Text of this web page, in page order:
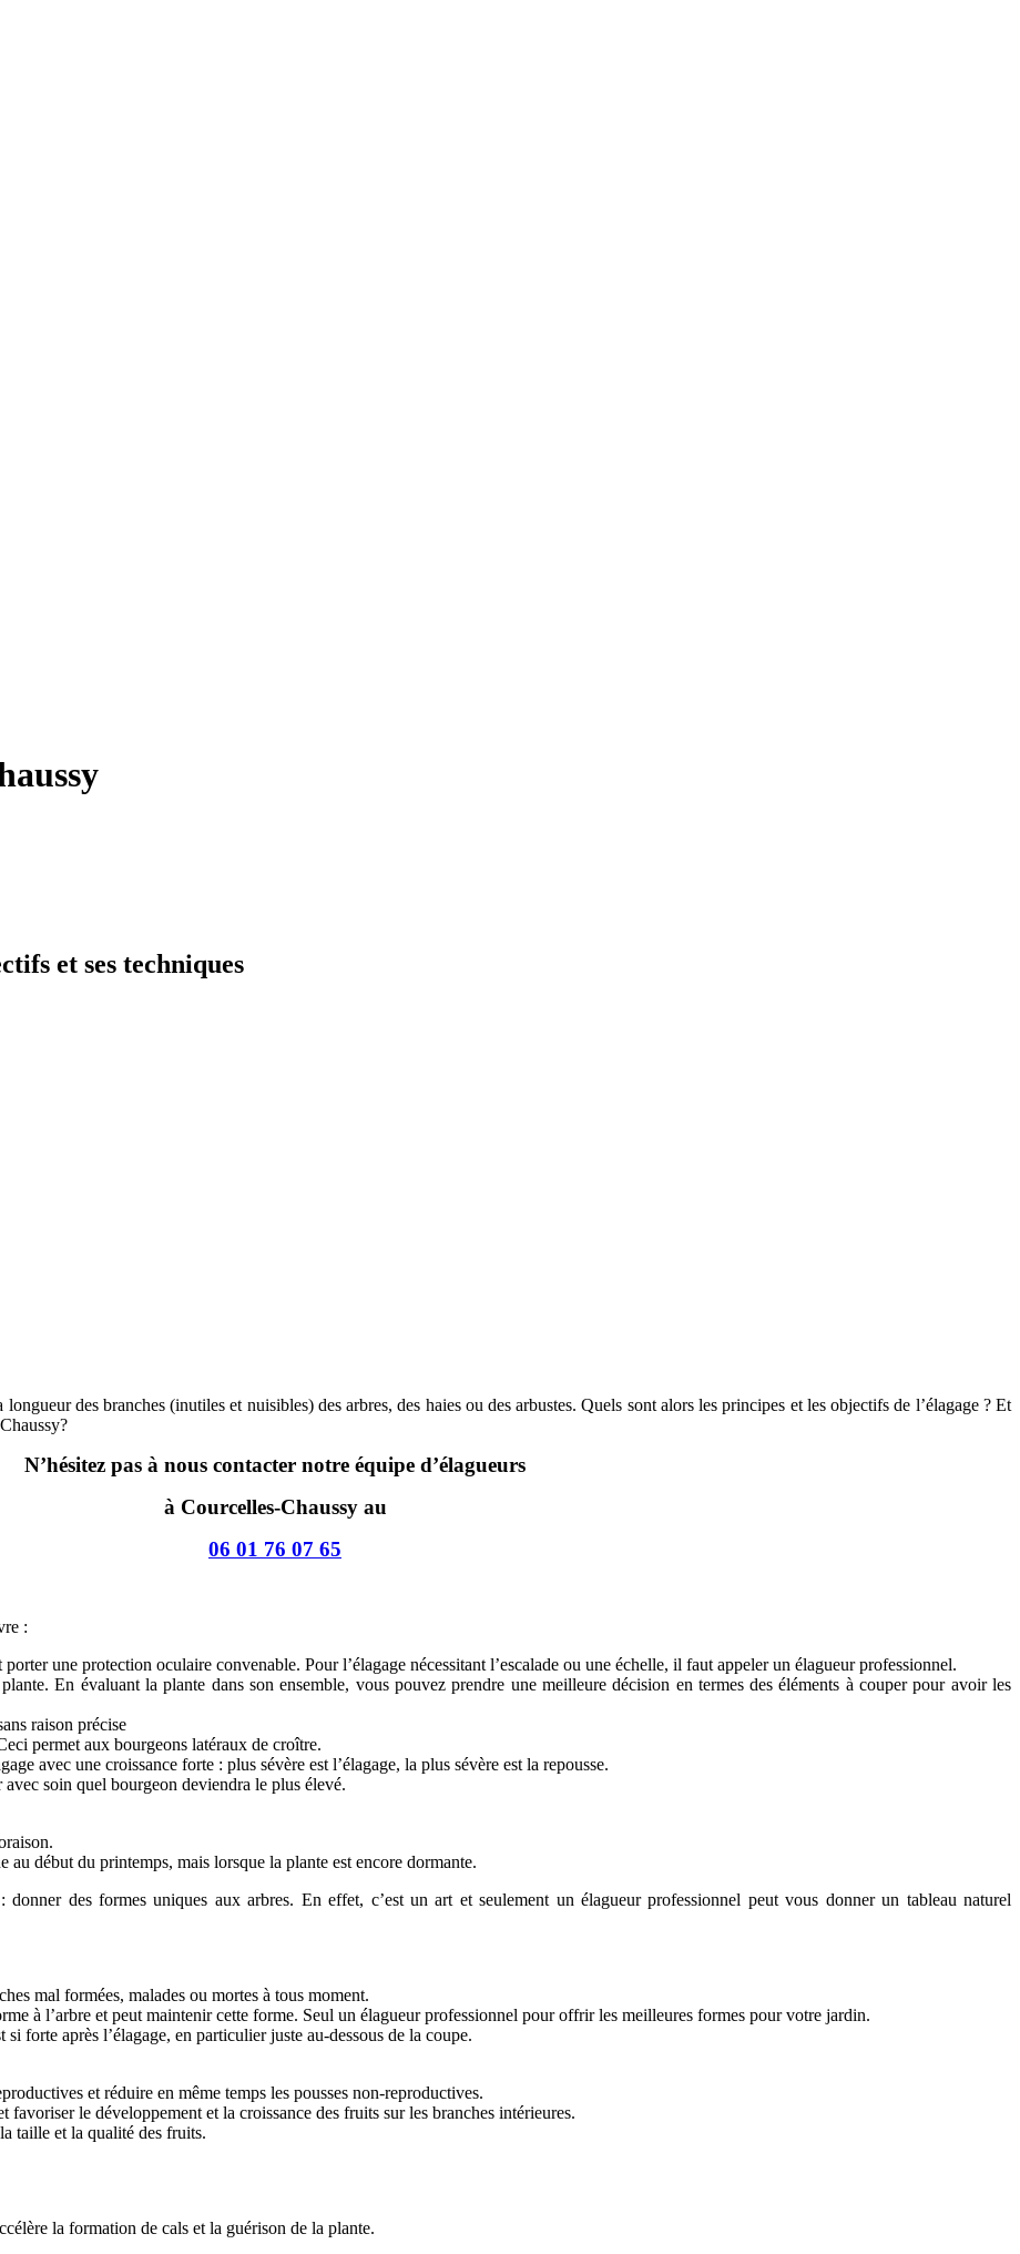
et ses techniques
des branches (inutiles et nuisibles) des arbres, des haies ou des arbustes. Quels sont alors les principes et les objectifs de l’élagage ? Et
N’hésitez pas à nous contacter notre équipe d’élagueurs
à Courcelles-Chaussy au
06 01 76 07 65
:
une protection oculaire convenable. Pour l’élagage nécessitant l’escalade ou une échelle, il faut appeler un élagueur professionnel.
En évaluant la plante dans son ensemble, vous pouvez prendre une meilleure décision en termes des éléments à couper pour avoir les
raison précise
permet aux bourgeons latéraux de croître.
avec une croissance forte : plus sévère est l’élagage, la plus sévère est la repousse.
soin quel bourgeon deviendra le plus élevé.
au début du printemps, mais lorsque la plante est encore dormante.
des formes uniques aux arbres. En effet, c’est un art et seulement un élagueur professionnel peut vous donner un tableau naturel
mal formées, malades ou mortes à tous moment.
à l’arbre et peut maintenir cette forme. Seul un élagueur professionnel pour offrir les meilleures formes pour votre jardin.
forte après l’élagage, en particulier juste au-dessous de la coupe.
et réduire en même temps les pousses non-reproductives.
le développement et la croissance des fruits sur les branches intérieures.
taille et la qualité des fruits.
la formation de cals et la guérison de la plante.